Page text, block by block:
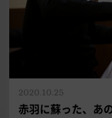
赤羽に蘇った、あ
2020.10.25